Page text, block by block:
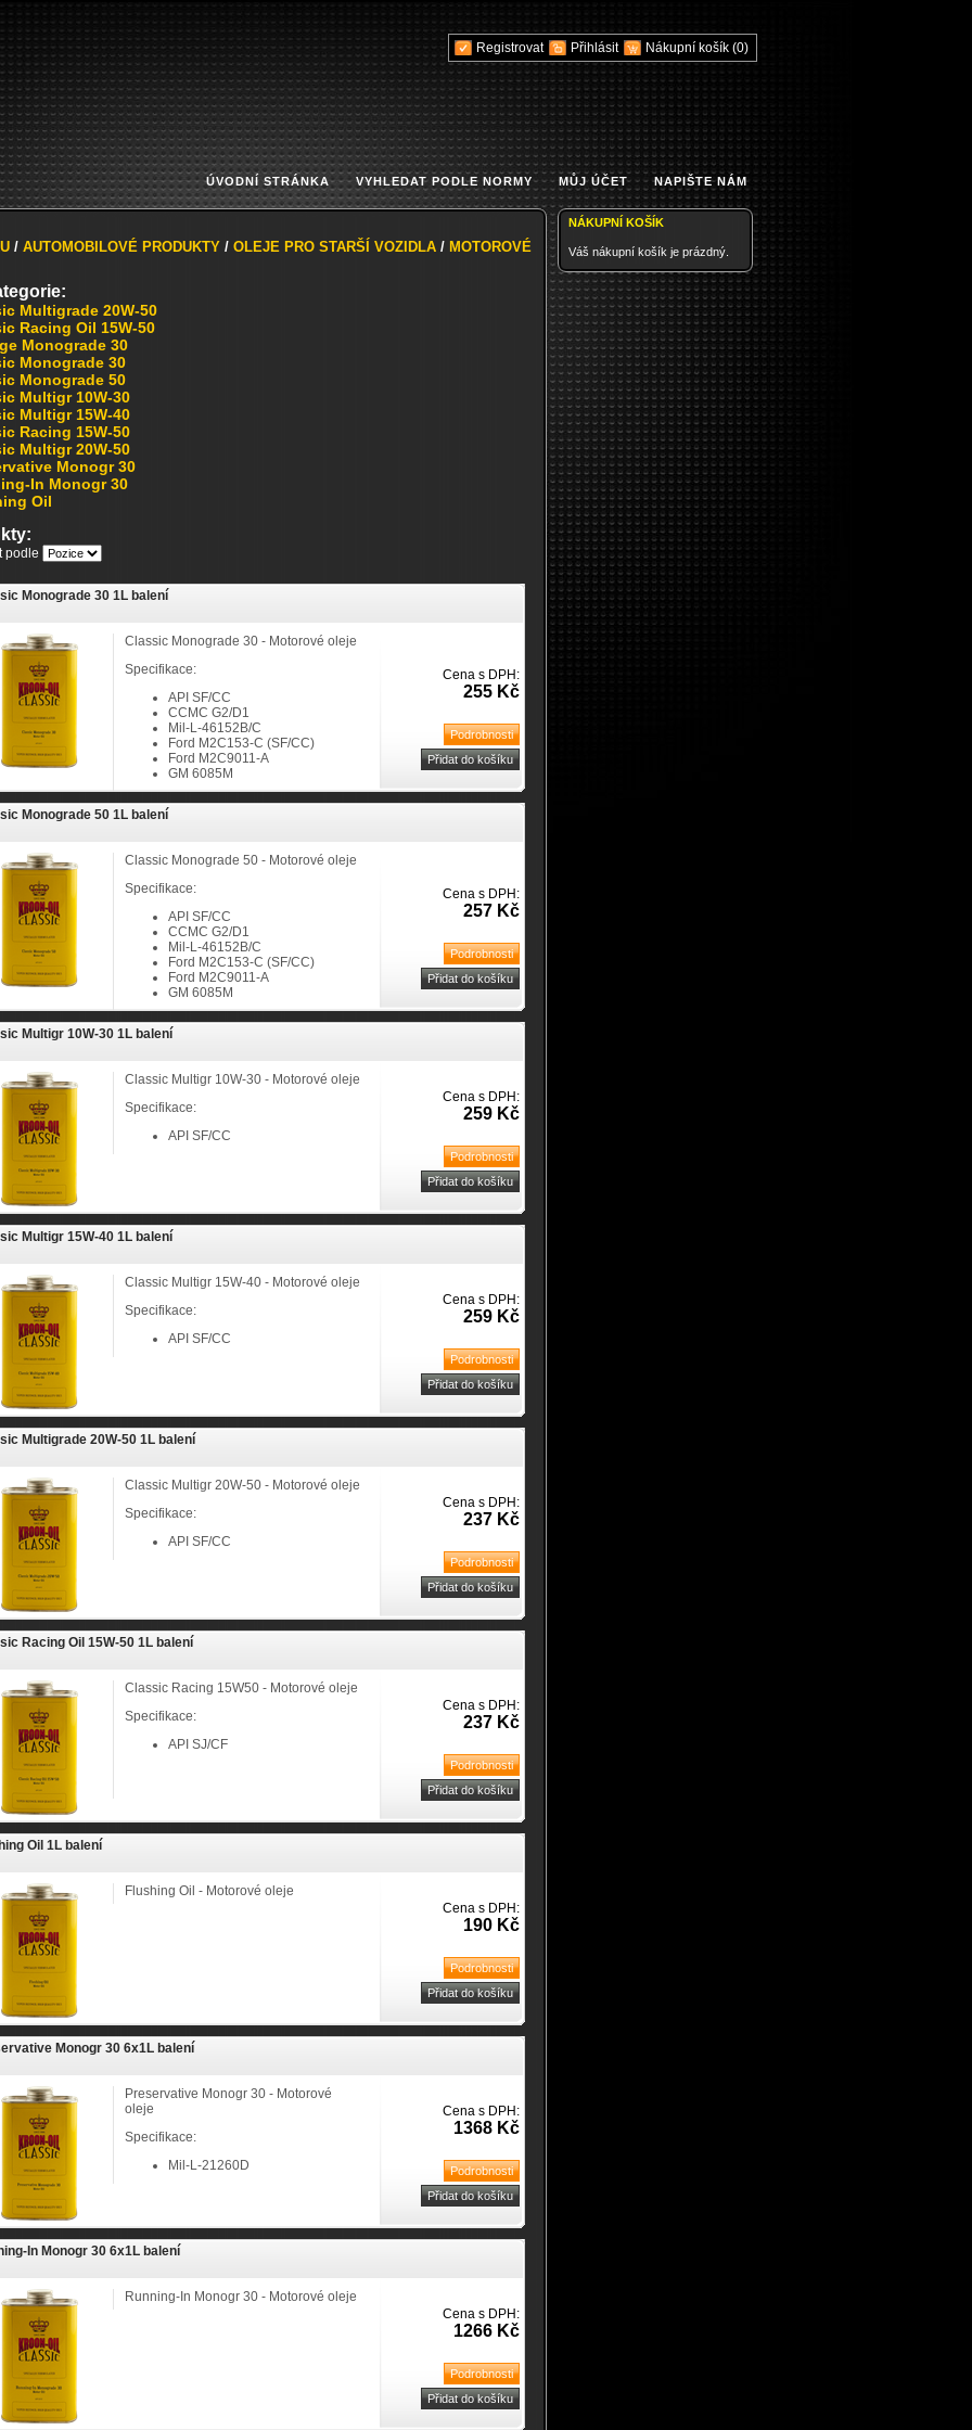
Registrovat Přihlásit Nákupní košík (0)
ÚVODNÍ STRÁNKA VYHLEDAT PODLE NORMY MŮJ ÚČET NAPIŠTE NÁM
/ AUTOMOBILOVÉ PRODUKTY / OLEJE PRO STARŠÍ VOZIDLA / MOTOROVÉ
Multigrade 20W-50
Racing Oil 15W-50
Monograde 30
Monograde 30
Monograde 50
Multigr 10W-30
Multigr 15W-40
Racing 15W-50
Multigr 20W-50
Monogr 30
In Monogr 30
Oil
podle
Monograde 30 1L balení
Classic Monograde 30 - Motorové oleje
Specifikace:
API SF/CC
CCMC G2/D1
Mil-L-46152B/C
Ford M2C153-C (SF/CC)
Ford M2C9011-A
GM 6085M
Cena s DPH:
255 Kč
Monograde 50 1L balení
Classic Monograde 50 - Motorové oleje
Specifikace:
API SF/CC
CCMC G2/D1
Mil-L-46152B/C
Ford M2C153-C (SF/CC)
Ford M2C9011-A
GM 6085M
Cena s DPH:
257 Kč
Multigr 10W-30 1L balení
Classic Multigr 10W-30 - Motorové oleje
Specifikace:
API SF/CC
Cena s DPH:
259 Kč
Multigr 15W-40 1L balení
Classic Multigr 15W-40 - Motorové oleje
Specifikace:
API SF/CC
Cena s DPH:
259 Kč
Multigrade 20W-50 1L balení
Classic Multigr 20W-50 - Motorové oleje
Specifikace:
API SF/CC
Cena s DPH:
237 Kč
Racing Oil 15W-50 1L balení
Classic Racing 15W50 - Motorové oleje
Specifikace:
API SJ/CF
Cena s DPH:
237 Kč
Oil 1L balení
Flushing Oil - Motorové oleje
Cena s DPH:
190 Kč
Monogr 30 6x1L balení
Preservative Monogr 30 - Motorové
oleje
Specifikace:
Mil-L-21260D
Cena s DPH:
1368 Kč
In Monogr 30 6x1L balení
Running-In Monogr 30 - Motorové oleje
Cena s DPH:
1266 Kč
NÁKUPNÍ KOŠÍK
Váš nákupní košík je prázdný.